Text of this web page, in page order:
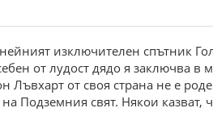
изключителен спътник
от лудост дядо я заключва
Лъвхарт от своя страна не е
Подземния свят. Някои казват,